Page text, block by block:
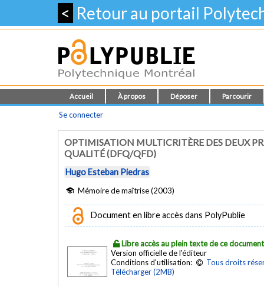
< Retour au portail
Accueil À propos Déposer Parcourir
Se connecter
OPTIMISATION MULTICRITÈRE DES DEUX
QUALITÉ (DFQ/QFD)
Hugo Esteban Piedras
Mémoire de maîtrise (2003)
Document en libre accès dans PolyPublie
Libre accès au plein texte de ce document
Version officielle de l'éditeur
Conditions d'utilisation:
Tous droits
Télécharger (2MB)